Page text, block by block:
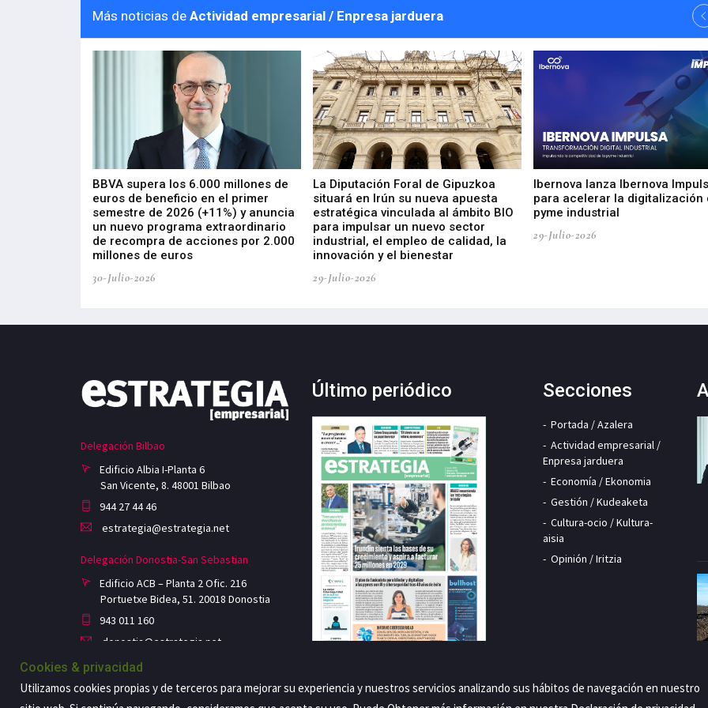
Más noticias de Actividad empresarial / Enpresa jarduera
BBVA supera los 6.000 millones de
euros de beneficio en el primer
semestre de 2026 (+11%) y anuncia
un nuevo programa extraordinario
de recompra de acciones por 2.000
millones de euros
30-Julio-2026
La Diputación Foral de Gipuzkoa
situará en Irún su nueva apuesta
estratégica vinculada al ámbito BIO
para impulsar un nuevo sector
industrial, el empleo de calidad, la
innovación y el bienestar
29-Julio-2026
Ibernova lanza Ibernova
para acelerar la digitalización
pyme industrial
29-Julio-2026
Delegación Bilbao
Edificio Albia I-Planta 6
San Vicente, 8. 48001 Bilbao
944 27 44 46
estrategia@estrategia.net
Delegación Donostia-San Sebastian
Edificio ACB – Planta 2 Ofic. 216
Portuetxe Bidea, 51. 20018 Donostia
943 011 160
donostia@estrategia.net
Último periódico Secciones
Portada / Azalera
Actividad empresarial /
Enpresa jarduera
Economía / Ekonomia
Gestión / Kudeaketa
Cultura-ocio / Kultura-
aisia
Opinión / Iritzia
Cookies & privacidad
Utilizamos cookies propias y de terceros para mejorar su experiencia y nuestros servicios analizando sus hábitos de navegación en nuestro